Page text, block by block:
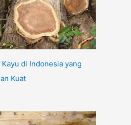
Kayu di Indonesia yang
Kuat